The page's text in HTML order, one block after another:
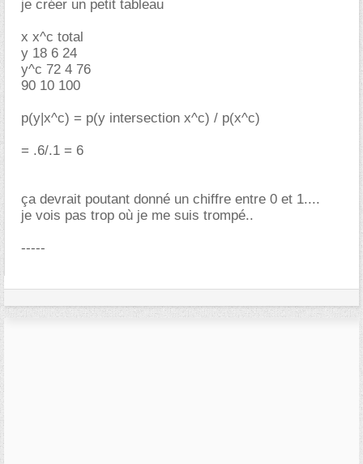
je créer un petit tableau
x x^c total
y 18 6 24
y^c 72 4 76
90 10 100
p(y|x^c) = p(y intersection x^c) / p(x^c)
= .6/.1 = 6
ça devrait poutant donné un chiffre entre 0 et 1....
je vois pas trop où je me suis trompé..
-----